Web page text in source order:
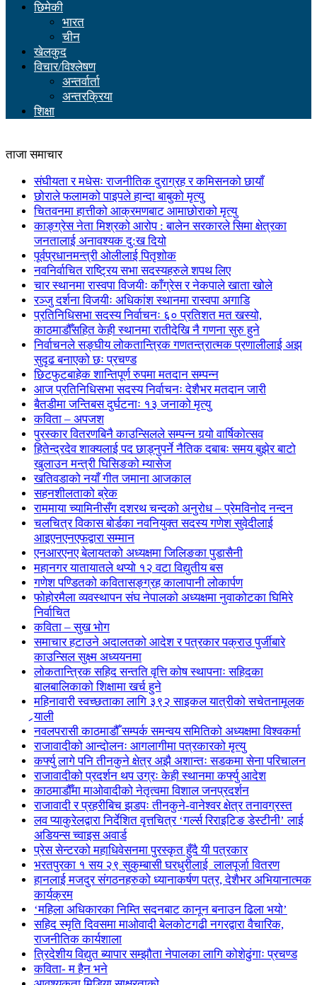
छिमेकी
भारत
चीन
खेलकुद
विचार/विश्लेषण
अन्तर्वार्ता
अन्तरक्रिया
शिक्षा
ताजा समाचार
संघीयता र मधेसः राजनीतिक दुराग्रह र कमिसनको छायाँ
छोराले फलामको पाइपले हान्दा बाबुको मृत्यु
चितवनमा हात्तीको आक्रमणबाट आमाछोराको मृत्यु
काङ्ग्रेस नेता मिश्रको आरोप : बालेन सरकारले सिमा क्षेत्रका
जनतालाई अनावश्यक दु:ख दियो
पूर्वप्रधानमन्त्री ओलीलाई पितृशोक
नवनिर्वाचित राष्ट्रिय सभा सदस्यहरुले शपथ लिए
चार स्थानमा रास्वपा विजयीः काँग्रेस र नेकपाले खाता खोले
रञ्जु दर्शना विजयीः अधिकांश स्थानमा रास्वपा अगाडि
प्रतिनिधिसभा सदस्य निर्वाचनः ६० प्रतिशत मत खस्यो,
काठमाडौँसहित केही स्थानमा रातीदेखि नै गणना सुरु हुने
निर्वाचनले सङ्घीय लोकतान्त्रिक गणतन्त्रात्मक प्रणालीलाई अझ
सुदृढ बनाएको छः प्रचण्ड
छिटफुटबाहेक शान्तिपूर्ण रुपमा मतदान सम्पन्न
आज प्रतिनिधिसभा सदस्य निर्वाचनः देशैभर मतदान जारी
बैतडीमा जन्तिबस दुर्घटनाः १३ जनाको मृत्यु
कविता – अपजश
पुरस्कार वितरणबिनै काउन्सिलले सम्पन्न गर्‍यो वार्षिकोत्सव
हितेन्द्रदेव शाक्यलाई पद छाड्नुपर्ने नैतिक दबाबः समय बुझेर बाटो
खुलाउन मन्त्री घिसिङको म्यासेज
खतिवडाको नयाँ गीत जमाना आजकाल
सहनशीलताको ब्रेक
राममाया च्यामिनीसँग दशरथ चन्दको अनुरोध – प्रेमविनोद नन्दन
चलचित्र विकास बोर्डका नवनियुक्त सदस्य गणेश सुवेदीलाई
आइएनएनएफद्वारा सम्मान
एनआरएनए बेलायतको अध्यक्षमा जिलिङका पुडासैनी
महानगर यातायातले थप्यो १२ वटा विद्युतीय बस
गणेश पण्डितको कवितासङ्ग्रह कालापानी लोकार्पण
फोहोरमैला व्यवस्थापन संघ नेपालको अध्यक्षमा नुवाकोटका घिमिरे
निर्वाचित
कविता – सुख भोग
समाचार हटाउने अदालतको आदेश र पत्रकार पक्राउ पुर्जीबारे
काउन्सिल सुक्ष्म अध्ययनमा
लोकतान्त्रिक सहिद सन्तति वृत्ति कोष स्थापनाः सहिदका
बालबालिकाको शिक्षामा खर्च हुने
महिनावारी स्वच्छताका लागि ३९२ साइकल यात्रीको सचेतनामूलक
र्‍याली
नवलपरासी काठमाडौँ सम्पर्क समन्वय समितिको अध्यक्षमा विश्वकर्मा
राजावादीको आन्दोलनः आगलागीमा पत्रकारको मृत्यु
कर्फ्यु लागे पनि तीनकुने क्षेत्र अझै अशान्तः सडकमा सेना परिचालन
राजावादीको प्रदर्शन थप उग्रः केही स्थानमा कर्फ्यु आदेश
काठमाडौँमा माओवादीको नेतृत्वमा विशाल जनप्रदर्शन
राजावादी र प्रहरीबिच झडपः तीनकुने-वानेश्वर क्षेत्र तनावग्रस्त
लव प्याकुरेलद्वारा निर्देशित वृत्तचित्र ‘गर्ल्स रिराइटिङ डेस्टीनी’ लाई
अडियन्स च्वाइस अवार्ड
प्रेस सेन्टरको महाधिवेसनमा पुरस्कृत हुँदै यी पत्रकार
भरतपुरका १ सय २९ सुकुम्बासी घरधुरीलाई लालपूर्जा वितरण
हानलाई मजदुर संगठनहरुको ध्यानाकर्षण पत्र, देशैभर अभियानात्मक
कार्यक्रम
‘महिला अधिकारका निम्ति सदनबाट कानून बनाउन ढिला भयो’
सहिद स्मृति दिवसमा माओवादी बेलकोटगढी नगरद्वारा वैचारिक,
राजनीतिक कार्यशाला
त्रिदेशीय विद्युत ब्यापार सम्झौता नेपालका लागि कोशेढुंगाः प्रचण्ड
कविता- म हैन भने